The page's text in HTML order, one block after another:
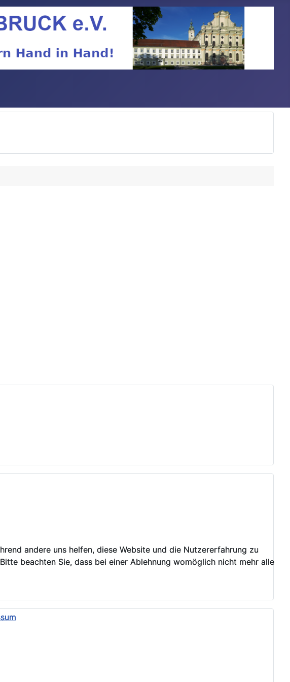
andere uns helfen, diese Website und die Nutzererfahrung zu
beachten Sie, dass bei einer Ablehnung womöglich nicht mehr alle
andere uns helfen, diese Website und die Nutzererfahrung zu
beachten Sie, dass bei einer Ablehnung womöglich nicht mehr alle